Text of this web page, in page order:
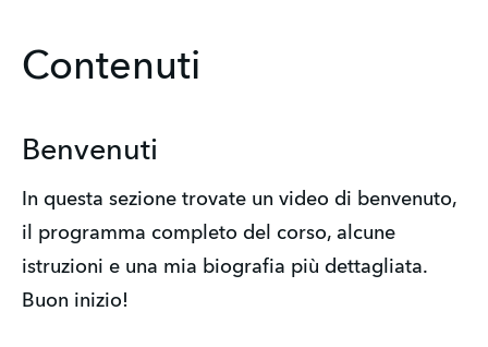
Contenuti
Benvenuti
In questa sezione trovate un video di benvenuto,
il programma completo del corso, alcune
istruzioni e una mia biografia più dettagliata.
Buon inizio!